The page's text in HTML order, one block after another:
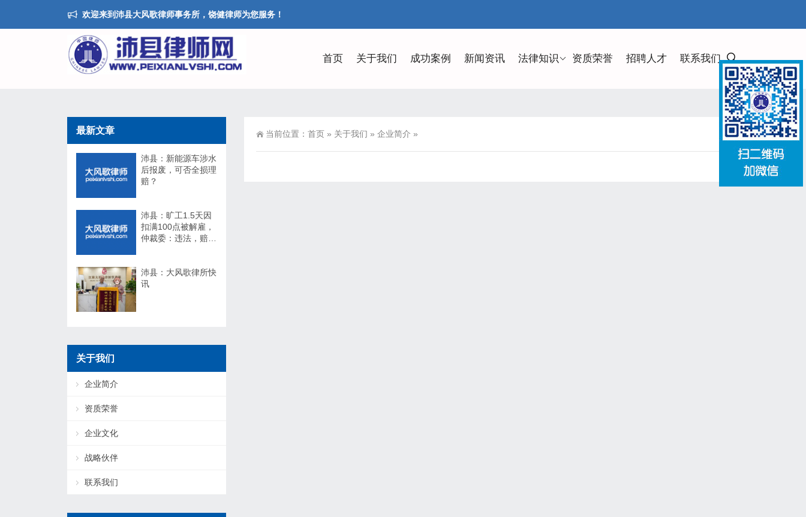
欢迎来到沛县大风歌律师事务所，饶健律师为您服务！
首页 关于我们 成功案例 新闻资讯 法律知识 资质荣誉 招聘人才 联系我们
当前位置： 首页 » 关于我们 » 企业简介 »
最新文章
沛县：新能源车涉水
后报废，可否全损理
赔？
沛县：旷工1.5天因
扣满100点被解雇，
仲裁委：违法，赔
沛县：大风歌律所快
讯
关于我们
企业简介
资质荣誉
企业文化
战略伙伴
联系我们